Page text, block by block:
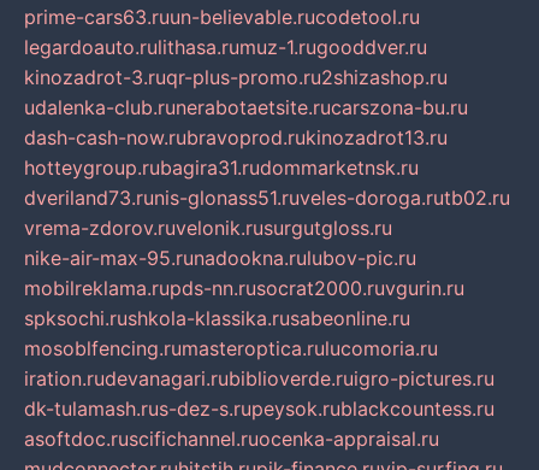
prime-cars63.ruun-believable.rucodetool.ru
legardoauto.rulithasa.rumuz-1.rugooddver.ru
kinozadrot-3.ruqr-plus-promo.ru2shizashop.ru
udalenka-club.runerabotaetsite.rucarszona-bu.ru
dash-cash-now.rubravoprod.rukinozadrot13.ru
hotteygroup.rubagira31.rudommarketnsk.ru
dveriland73.runis-glonass51.ruveles-doroga.rutb02.ru
vrema-zdorov.ruvelonik.rusurgutgloss.ru
nike-air-max-95.runadookna.rulubov-pic.ru
mobilreklama.rupds-nn.rusocrat2000.ruvgurin.ru
spksochi.rushkola-klassika.rusabeonline.ru
mosoblfencing.rumasteroptica.rulucomoria.ru
iration.rudevanagari.rubiblioverde.ruigro-pictures.ru
dk-tulamash.rus-dez-s.rupeysok.rublackcountess.ru
asoftdoc.ruscifichannel.ruocenka-appraisal.ru